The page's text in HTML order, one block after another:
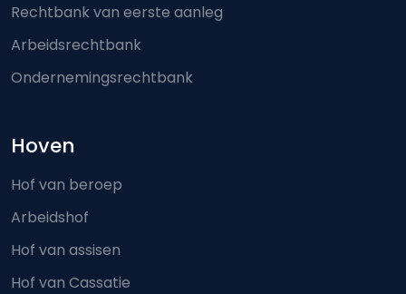
Rechtbank van eerste aanleg
Arbeidsrechtbank
Ondernemingsrechtbank
Hoven
Hof van beroep
Arbeidshof
Hof van assisen
Hof van Cassatie